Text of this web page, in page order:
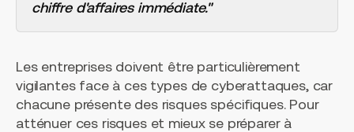
chiffre d'affaires immédiate."
Les entreprises doivent être particulièrement
vigilantes face à ces types de cyberattaques, car
chacune présente des risques spécifiques. Pour
atténuer ces risques et mieux se préparer à